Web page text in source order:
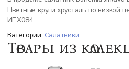
Цветные круги хрусталь по низкой
ИПХ084.
Категории: Салатники
Товары из